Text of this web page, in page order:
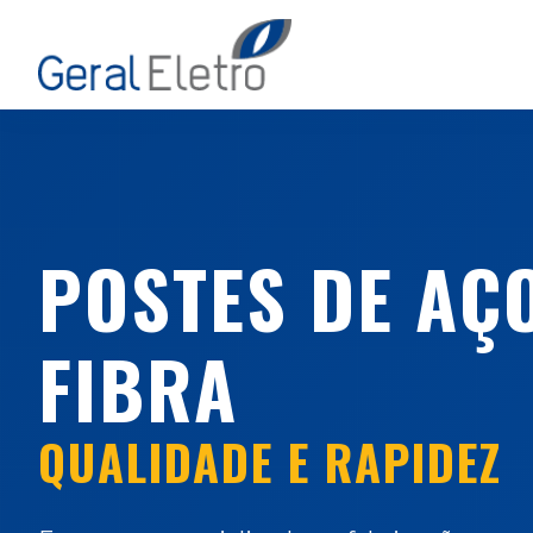
POSTES DE
FIBRA
QUALIDADE E RAPIDEZ